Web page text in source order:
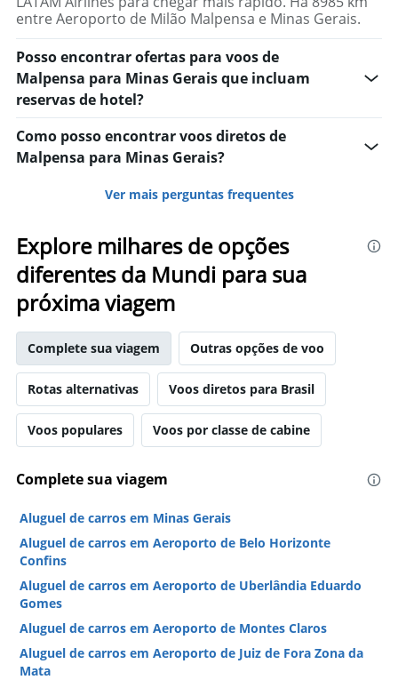
entre Aeroporto de Milão Malpensa e Minas Gerais.
Posso encontrar ofertas para voos de
Malpensa para Minas Gerais que incluam
reservas de hotel?
Como posso encontrar voos diretos de
Malpensa para Minas Gerais?
Ver mais perguntas frequentes
Explore milhares de opções
diferentes da Mundi para sua
próxima viagem
Complete sua viagem Outras opções de voo
Rotas alternativas Voos diretos para Brasil
Voos populares Voos por classe de cabine
Complete sua viagem
Aluguel de carros em Minas Gerais
Aluguel de carros em Aeroporto de Belo Horizonte
Confins
Aluguel de carros em Aeroporto de Uberlândia Eduardo
Gomes
Aluguel de carros em Aeroporto de Montes Claros
Aluguel de carros em Aeroporto de Juiz de Fora Zona da
Mata